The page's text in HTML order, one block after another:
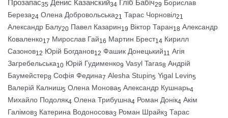
Прозапас35 Денис Казанский34 Гліб Бабіч29 Борислав
Береза24 Олена Добровольська21 Тарас Чорновіл21
Александр Балу20 Павел Казарин19 Віктор Таран18 Александр
Коваленко17 Мирослав Гай16 Мартин Брест14 Кирилл
Сазонов12 Юрій Богданов12 Фашик Донецький11 Агія
Загребельська10 Юрій Гудименко9 Vasyl Taras8 Андрій
Баумейстер8 Софія Федина7 Alesha Stupin5 Yigal Levin5
Валерій Калниш5 Олена Монова5 Александр Кушнарь4
Михайло Подоляк4 Олена Трибушна4 Роман Донік4 Акім
Галімов3 Катерина Водоносова3 Роман Шрайк3 Тарас